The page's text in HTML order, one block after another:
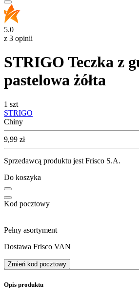
5.0
z 3 opinii
STRIGO Teczka z
pastelowa żółta
1 szt
STRIGO
Chiny
Cena
9,99 zł
Sprzedawcą produktu jest Frisco S.A.
Do koszyka
Kod pocztowy
Pełny asortyment
Dostawa Frisco VAN
Zmień kod pocztowy
Opis produktu